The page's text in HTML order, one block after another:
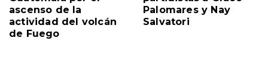
ascenso de la
actividad del volcán
de Fuego
Palomares y Nay
Salvatori